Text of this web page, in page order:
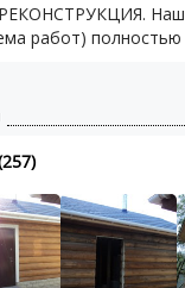
Наша
работ)